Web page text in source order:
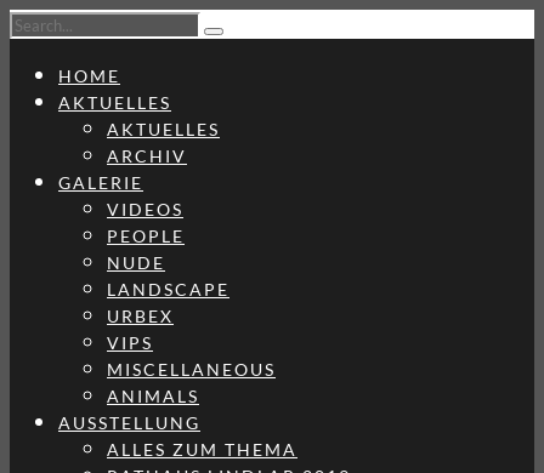
HOME
AKTUELLES
AKTUELLES
ARCHIV
GALERIE
VIDEOS
PEOPLE
NUDE
LANDSCAPE
URBEX
VIPS
MISCELLANEOUS
ANIMALS
AUSSTELLUNG
ALLES ZUM THEMA